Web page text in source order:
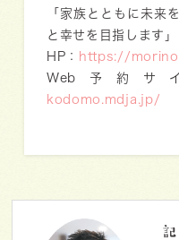
「家族とともに未来
と幸せを目指します」
HP：
https://
Web予約サ
kodomo.mdja.jp/